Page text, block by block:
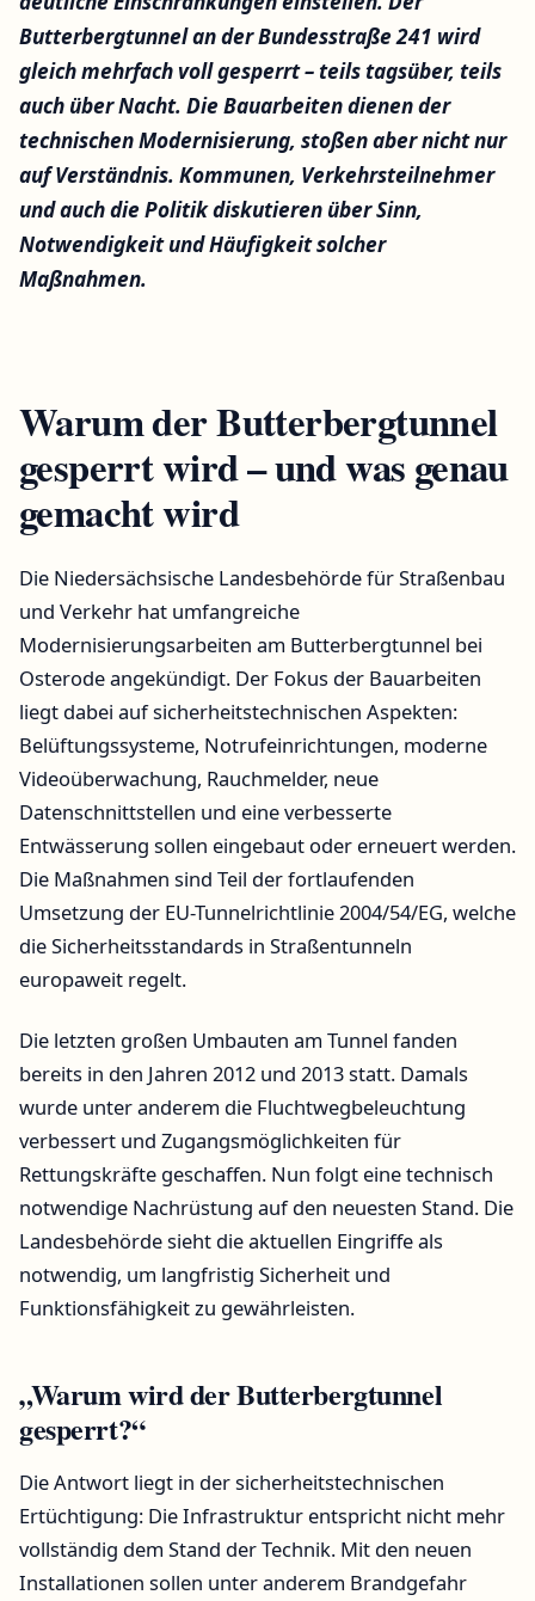
Butterbergtunnel an der Bundesstraße 241 wird
gleich mehrfach voll gesperrt – teils tagsüber, teils
auch über Nacht. Die Bauarbeiten dienen der
technischen Modernisierung, stoßen aber nicht nur
auf Verständnis. Kommunen, Verkehrsteilnehmer
und auch die Politik diskutieren über Sinn,
Notwendigkeit und Häufigkeit solcher
Maßnahmen.
Warum der Butterbergtunnel
gesperrt wird – und was genau
gemacht wird
Die Niedersächsische Landesbehörde für Straßenbau
und Verkehr hat umfangreiche
Modernisierungsarbeiten am Butterbergtunnel bei
Osterode angekündigt. Der Fokus der Bauarbeiten
liegt dabei auf sicherheitstechnischen Aspekten:
Belüftungssysteme, Notrufeinrichtungen, moderne
Videoüberwachung, Rauchmelder, neue
Datenschnittstellen und eine verbesserte
Entwässerung sollen eingebaut oder erneuert werden.
Die Maßnahmen sind Teil der fortlaufenden
Umsetzung der EU-Tunnelrichtlinie 2004/54/EG, welche
die Sicherheitsstandards in Straßentunneln
europaweit regelt.
Die letzten großen Umbauten am Tunnel fanden
bereits in den Jahren 2012 und 2013 statt. Damals
wurde unter anderem die Fluchtwegbeleuchtung
verbessert und Zugangsmöglichkeiten für
Rettungskräfte geschaffen. Nun folgt eine technisch
notwendige Nachrüstung auf den neuesten Stand. Die
Landesbehörde sieht die aktuellen Eingriffe als
notwendig, um langfristig Sicherheit und
Funktionsfähigkeit zu gewährleisten.
„Warum wird der Butterbergtunnel
gesperrt?“
Die Antwort liegt in der sicherheitstechnischen
Ertüchtigung: Die Infrastruktur entspricht nicht mehr
vollständig dem Stand der Technik. Mit den neuen
Installationen sollen unter anderem Brandgefahr